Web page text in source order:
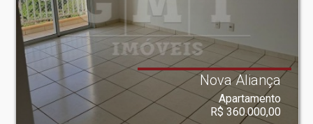
Nova Aliança
Apartamento
R$ 360.000,00